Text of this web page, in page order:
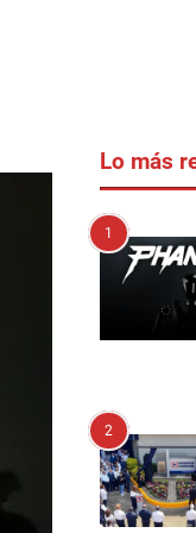
Lo más
1
2